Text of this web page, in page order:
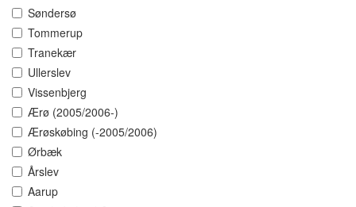
Søndersø
Tommerup
Tranekær
Ullerslev
Vissenbjerg
Ærø (2005/2006-)
Ærøskøbing (-2005/2006)
Ørbæk
Årslev
Aarup